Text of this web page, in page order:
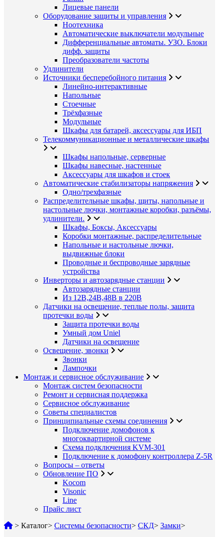
Лицевые панели
Оборудование защиты и управления
Ноотехника
Автоматические выключатели модульные
Дифференциальные автоматы. УЗО. Блоки
дифф. защиты
Преобразователи частоты
Удлинители
Источники бесперебойного питания
Линейно-интерактивные
Напольные
Стоечные
Трёхфазные
Модульные
Шкафы для батарей, аксессуары для ИБП
Телекоммуникационные и металлические шкафы
Шкафы напольные, серверные
Шкафы навесные, настенные
Аксессуары для шкафов и стоек
Автоматические стабилизаторы напряжения
Одно/трехфазные
Распределительные шкафы, щиты, напольные и
настольные лючки, монтажные коробки, разъёмы,
удлинители.
Шкафы, Боксы, Аксессуары
Коробки монтажные, распределительные
Напольные и настольные лючки,
выдвижные блоки
Проводные и беспроводные зарядные
устройства
Инверторы и автозарядные станции
Автозарядные станции
Из 12В,24В,48В в 220В
Датчики на освещение, теплые полы, защита
протечки воды
Защита протечки воды
Умный дом Uniel
Датчики на освещение
Освещение, звонки
Звонки
Лампочки
Монтаж и сервисное обслуживание
Монтаж систем безопасности
Ремонт и сервисная поддержка
Сервисное обслуживание
Советы специалистов
Принципиальные схемы соединения
Подключение домофонов к
многоквартирной системе
Схема подключения KVM-301
Подключение к домофону контроллера Z-5R
Вопросы – ответы
Обновление ПО
Kocom
Visonic
Line
Прайс лист
> Каталог> Системы безопасности> СКД> Замки>